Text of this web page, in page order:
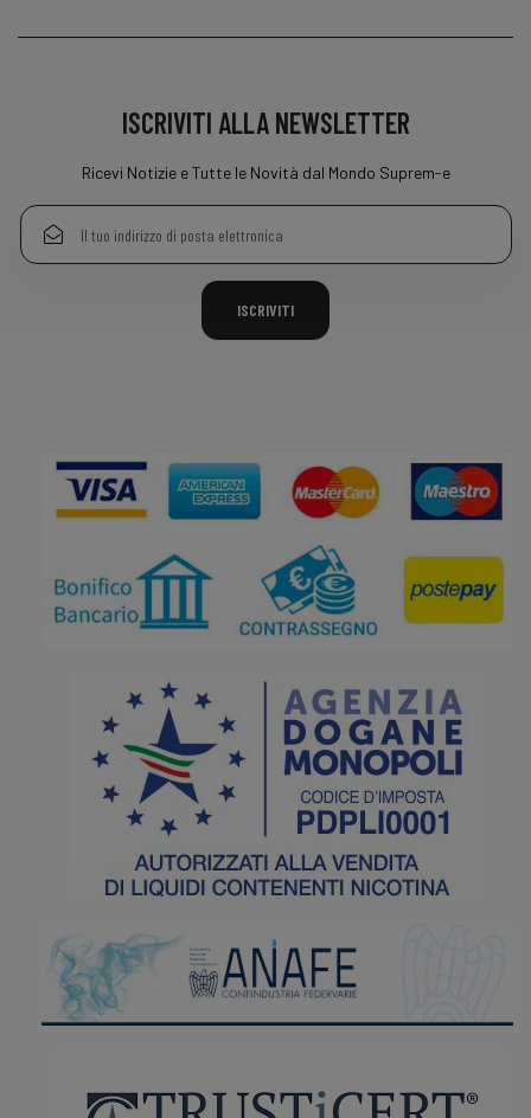
ISCRIVITI ALLA NEWSLETTER
Ricevi Notizie e Tutte le Novità dal Mondo Suprem-e
ISCRIVITI